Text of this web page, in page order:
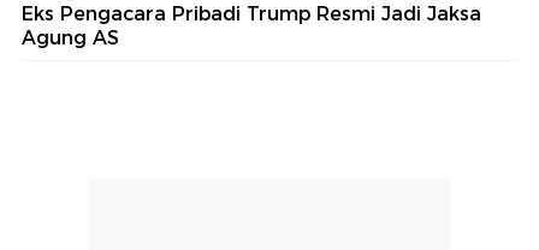
Eks Pengacara Pribadi Trump Resmi Jadi Jaksa
Agung AS